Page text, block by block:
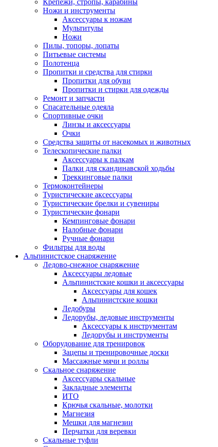
Крепежи, стропы, карабины
Ножи и инструменты
Аксессуары к ножам
Мультитулы
Ножи
Пилы, топоры, лопаты
Питьевые системы
Полотенца
Пропитки и средства для стирки
Пропитки для обуви
Пропитки и стирки для одежды
Ремонт и запчасти
Спасательные одеяла
Спортивные очки
Линзы и аксессуары
Очки
Средства защиты от насекомых и животных
Телескопические палки
Аксессуары к палкам
Палки для скандинавской ходьбы
Треккинговые палки
Термоконтейнеры
Туристические аксессуары
Туристические брелки и сувениры
Туристические фонари
Кемпинговые фонари
Налобные фонари
Ручные фонари
Фильтры для воды
Альпинистское снаряжение
Ледово-снежное снаряжение
Аксессуары ледовые
Альпинистские кошки и аксессуары
Аксессуары для кошек
Альпинистские кошки
Ледобуры
Ледорубы, ледовые инструменты
Аксессуары к инструментам
Ледорубы и инструменты
Оборудование для тренировок
Зацепы и тренировочные доски
Массажные мячи и роллы
Скальное снаряжение
Аксессуары скальные
Закладные элементы
ИТО
Крючья скальные, молотки
Магнезия
Мешки для магнезии
Перчатки для веревки
Скальные туфли